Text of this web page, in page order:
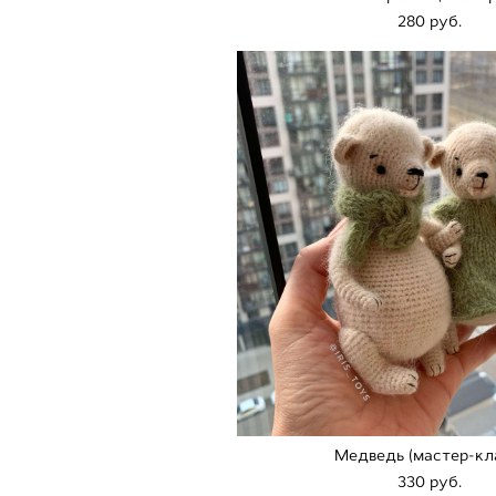
280 pуб.
Медведь (мастер-
330 pуб.